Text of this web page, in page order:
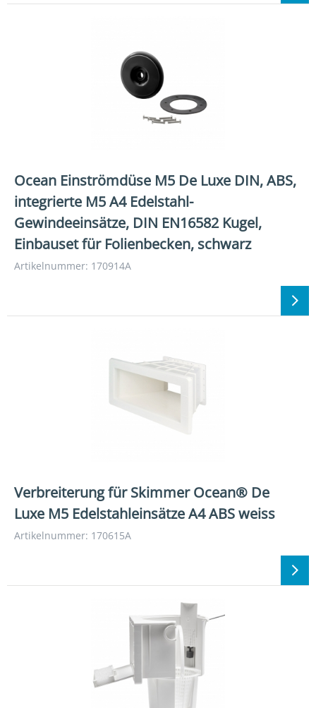
Ocean Einströmdüse M5 De Luxe DIN, ABS,
integrierte M5 A4 Edelstahl-
Gewindeeinsätze, DIN EN16582 Kugel,
Einbauset für Folienbecken, schwarz
Artikelnummer: 170914A
Verbreiterung für Skimmer Ocean® De
Luxe M5 Edelstahleinsätze A4 ABS weiss
Artikelnummer: 170615A